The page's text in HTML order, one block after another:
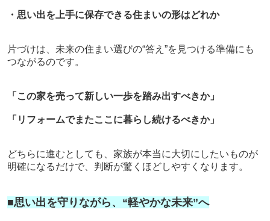
・思い出を上手に保存できる住まいの形はどれか
片づけは、未来の住まい選びの“答え”を見つける準備にも
つながるのです。
「この家を売って新しい一歩を踏み出すべきか」
「リフォームでまたここに暮らし続けるべきか」
どちらに進むとしても、家族が本当に大切にしたいものが
明確になるだけで、判断が驚くほどしやすくなります。
■思い出を守りながら、“軽やかな未来”へ